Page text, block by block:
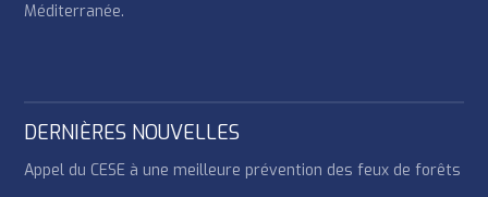
Méditerranée.
DERNIÈRES NOUVELLES
Appel du CESE à une meilleure prévention des feux de forêts